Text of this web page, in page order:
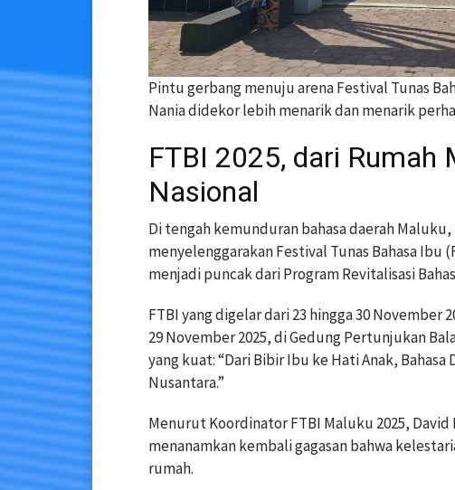
Pintu gerbang menuju arena Festival Tunas
Nania didekor lebih menarik dan menarik
FTBI 2025, dari Rumah
Nasional
Di tengah kemunduran bahasa daerah Maluku,
menyelenggarakan Festival Tunas Bahasa Ibu
menjadi puncak dari Program Revitalisasi
FTBI yang digelar dari 23 hingga 30 November
29 November 2025, di Gedung Pertunjukan
yang kuat: “Dari Bibir Ibu ke Hati Anak,
Nusantara.”
Menurut Koordinator FTBI Maluku 2025,
menanamkan kembali gagasan bahwa
rumah.